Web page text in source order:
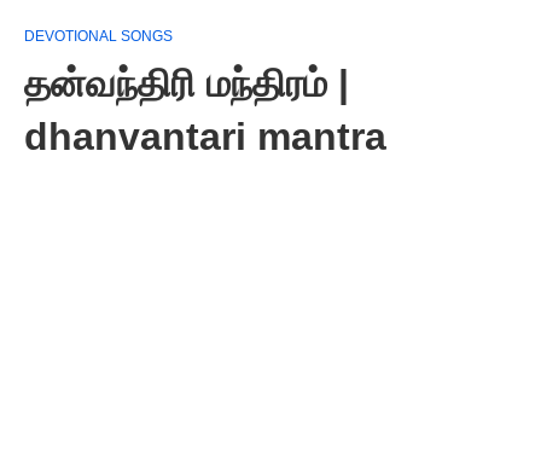
DEVOTIONAL SONGS
தன்வந்திரி மந்திரம் |
dhanvantari mantra